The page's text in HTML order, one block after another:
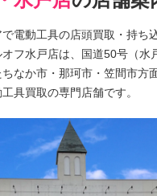
電動工具の店頭買取・持ち
フ水戸店は、国道50号（水
なか市・那珂市・笠間市方
具買取の専門店舗です。